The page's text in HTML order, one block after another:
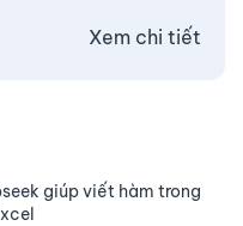
Xem chi tiết
giúp viết hàm trong